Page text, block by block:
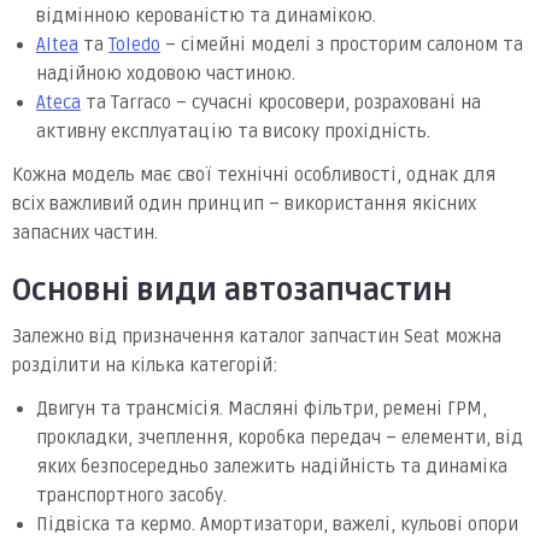
відмінною керованістю та динамікою.
Altea таToledo – сімейні моделі з просторим салоном та
надійною ходовою частиною.
Ateca та Tarraco – сучасні кросовери, розраховані на
активну експлуатацію та високу прохідність.
Кожна модель має свої технічні особливості, однак для
всіх важливий один принцип – використання якісних
запасних частин.
Основні види автозапчастин
Залежно від призначення каталог запчастин Seat можна
розділити на кілька категорій:
Двигун та трансмісія. Масляні фільтри, ремені ГРМ,
прокладки, зчеплення, коробка передач – елементи, від
яких безпосередньо залежить надійність та динаміка
транспортного засобу.
Підвіска та кермо. Амортизатори, важелі, кульові опори